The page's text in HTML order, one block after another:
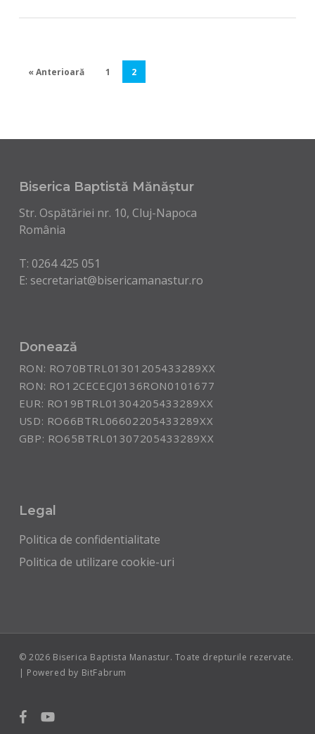
« Anterioară 1 2
Biserica Baptistă Mănăștur
Str. Ospătăriei nr. 10, Cluj-Napoca
România
T: 0264 425 051
E: secretariat@bisericamanastur.ro
Donează
RON: RO70BTRL01301205433289XX
RON: RO12CECECJ0136RON0101677
EUR: RO19BTRL01304205433289XX
USD: RO66BTRL06602205433289XX
GBP: RO65BTRL01307205433289XX
Legal
Politica de confidentialitate
Politica de utilizare cookie-uri
© 2026 Biserica Baptista Manastur. Toate drepturile rezervate.
| Powered by BitFabrum
facebookyoutube